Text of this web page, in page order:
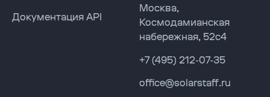
Документация API
Москва,
Космодамианская
набережная, 52с4RUS
+7 (495) 212-07-35
office@solarstaff.ru